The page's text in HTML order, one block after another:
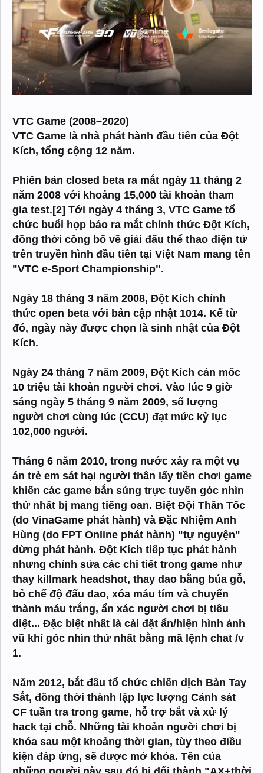
VTC Game (2008–2020)
VTC Game là nhà phát hành đầu tiên của Đột
Kích, tổng cộng 12 năm.
Phiên bản closed beta ra mắt ngày 11 tháng 2
năm 2008 với khoảng 15,000 tài khoản tham
gia test.[2] Tới ngày 4 tháng 3, VTC Game tổ
chức buổi họp báo ra mắt chính thức Đột Kích,
đồng thời công bố về giải đấu thể thao điện tử
trên truyền hình đầu tiên tại Việt Nam mang tên
"VTC e-Sport Championship".
Ngày 18 tháng 3 năm 2008, Đột Kích chính
thức open beta với bản cập nhật 1014. Kể từ
đó, ngày này được chọn là sinh nhật của Đột
Kích.
Ngày 24 tháng 7 năm 2009, Đột Kích cán mốc
10 triệu tài khoản người chơi. Vào lúc 9 giờ
sáng ngày 5 tháng 9 năm 2009, số lượng
người chơi cùng lúc (CCU) đạt mức kỷ lục
102,000 người.
Tháng 6 năm 2010, trong nước xảy ra một vụ
án trẻ em sát hại người thân lấy tiền chơi game
khiến các game bắn súng trực tuyến góc nhìn
thứ nhất bị mang tiếng oan. Biệt Đội Thần Tốc
(do VinaGame phát hành) và Đặc Nhiệm Anh
Hùng (do FPT Online phát hành) "tự nguyện"
dừng phát hành. Đột Kích tiếp tục phát hành
nhưng chỉnh sửa các chi tiết trong game như
thay killmark headshot, thay dao bằng búa gỗ,
bỏ chế độ đấu dao, xóa máu tím và chuyển
thành máu trắng, ẩn xác người chơi bị tiêu
diệt... Đặc biệt nhất là cài đặt ẩn/hiện hình ảnh
vũ khí góc nhìn thứ nhất bằng mã lệnh chat /v
1.
Năm 2012, bắt đầu tổ chức chiến dịch Bàn Tay
Sắt, đồng thời thành lập lực lượng Cảnh sát
CF tuần tra trong game, hỗ trợ bắt và xử lý
hack tại chỗ. Những tài khoản người chơi bị
khóa sau một khoảng thời gian, tùy theo điều
kiện đáp ứng, sẽ được mở khóa. Tên của